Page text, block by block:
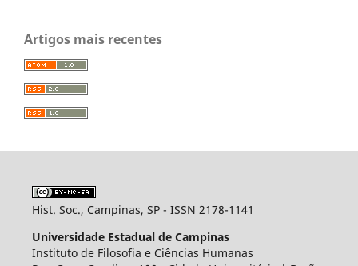
Artigos mais recentes
Hist. Soc., Campinas, SP - ISSN 2178-1141
Universidade Estadual de Campinas
Instituto de Filosofia e Ciências Humanas